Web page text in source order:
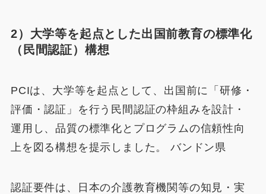
2）大学等を起点とした出国前教育の標準化
（民間認証）構想
PCIは、大学等を起点として、出国前に「研修・
評価・認証」を行う民間認証の枠組みを設計・
運用し、品質の標準化とプログラムの信頼性向
上を図る構想を提示しました。 バンドン県
認証要件は、日本の介護教育機関等の知見・実